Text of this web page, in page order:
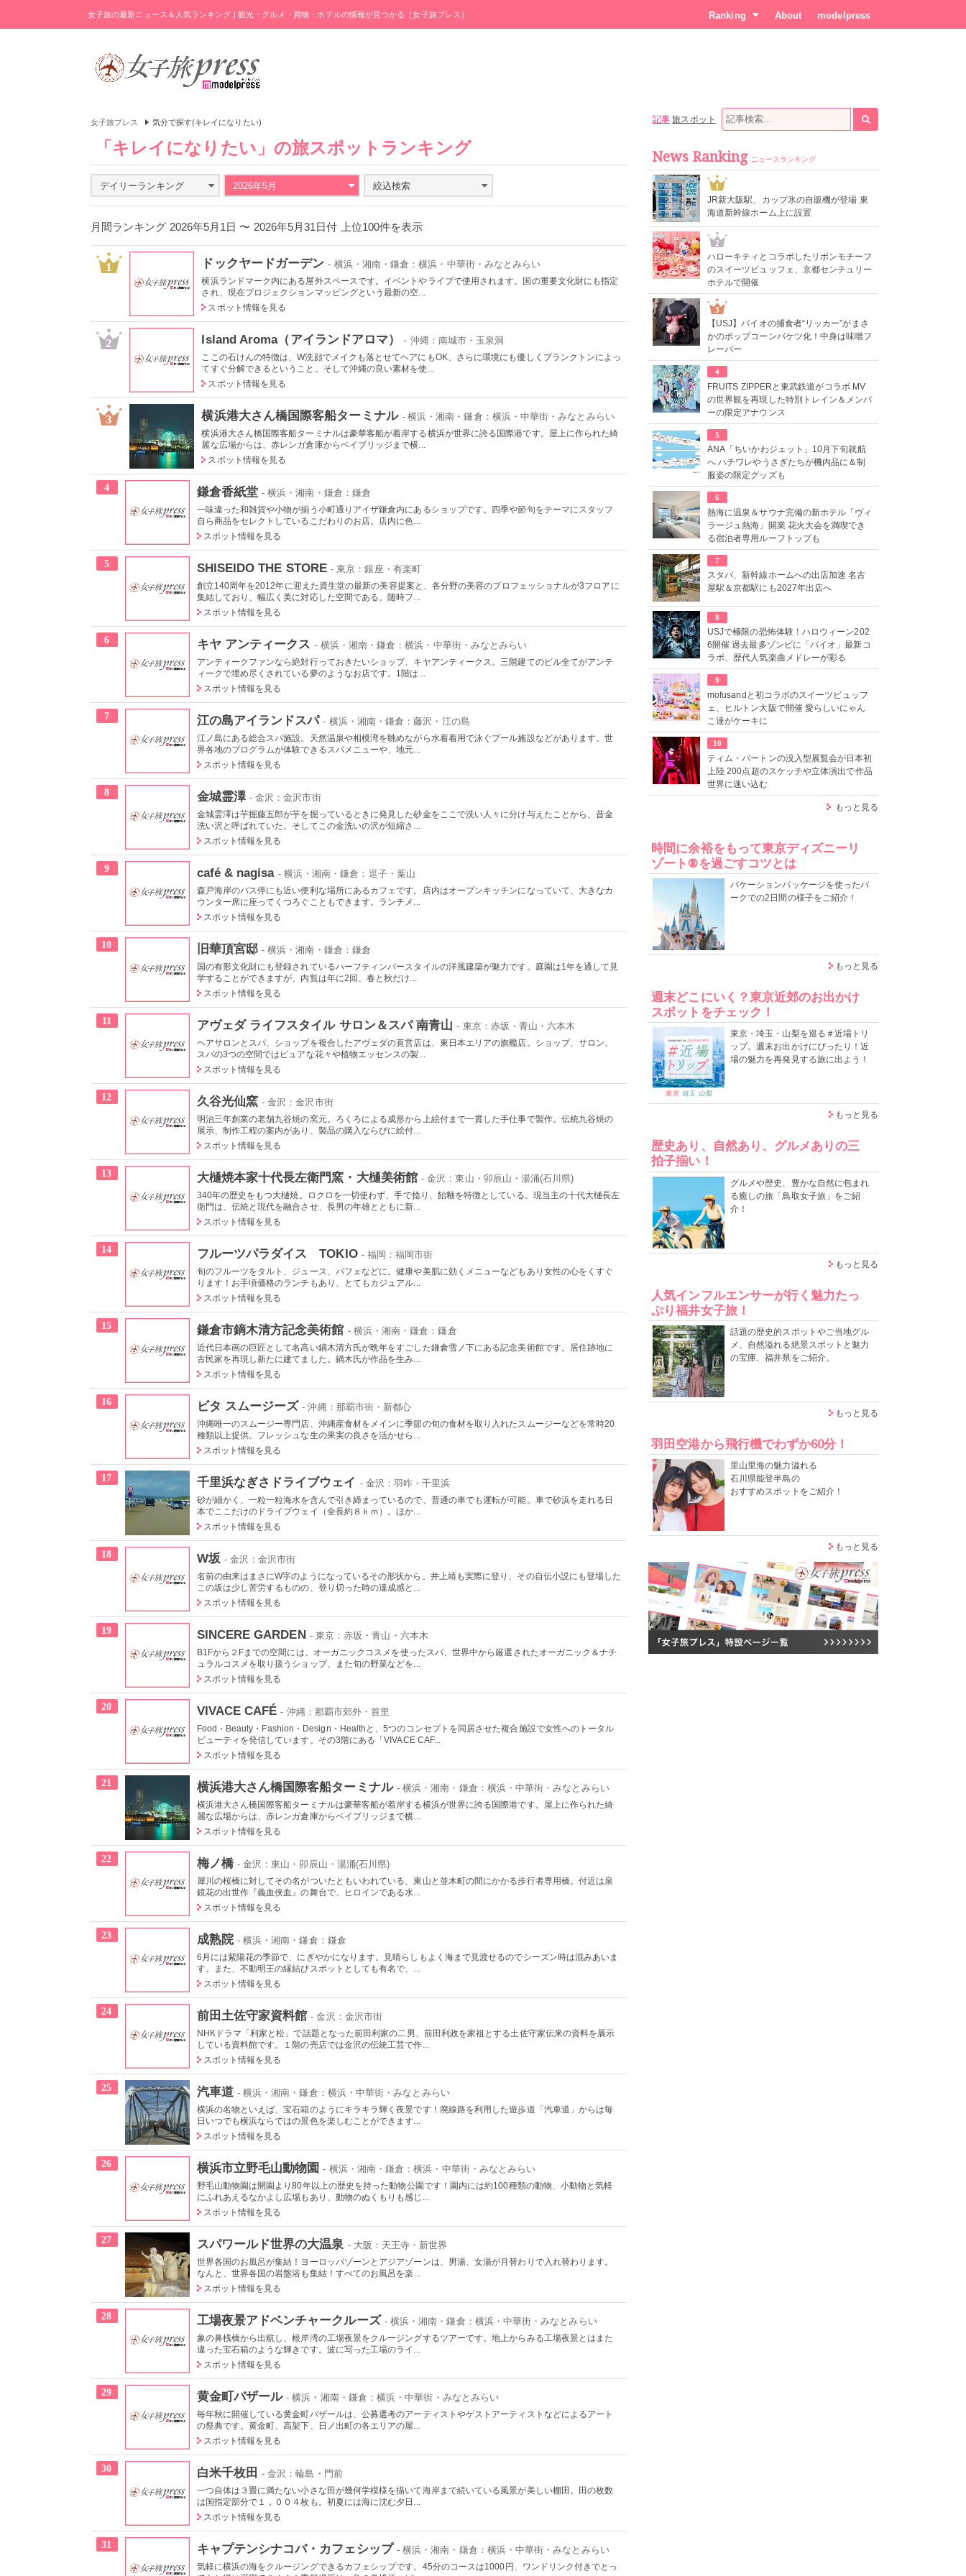
女子旅の最新ニュース＆人気ランキング | 観光・グルメ・買物・ホテルの情報が見つかる［女子旅プレス］ Ranking About modelpress
女子旅プレス 気分で探す(キレイになりたい)
「キレイになりたい」の旅スポットランキング
デイリーランキング 2026年5月 絞込検索
月間ランキング 2026年5月1日 〜 2026年5月31日付 上位100件を表示
1 ドックヤードガーデン - 横浜・湘南・鎌倉：横浜・中華街・みなとみらい
横浜ランドマーク内にある屋外スペースです。イベントやライブで使用されます。国の重要文化財にも指定
され、現在プロジェクションマッピングという最新の空...
スポット情報を見る
2 Island Aroma（アイランドアロマ） - 沖縄：南城市・玉泉洞
ここの石けんの特徴は、W洗顔でメイクも落とせてヘアにもOK、さらに環境にも優しくプランクトンによっ
てすぐ分解できるということ。そして沖縄の良い素材を使...
スポット情報を見る
3 横浜港大さん橋国際客船ターミナル - 横浜・湘南・鎌倉：横浜・中華街・みなとみらい
横浜港大さん橋国際客船ターミナルは豪華客船が着岸する横浜が世界に誇る国際港です。屋上に作られた綺
麗な広場からは、赤レンガ倉庫からベイブリッジまで横...
スポット情報を見る
4 鎌倉香紙堂 - 横浜・湘南・鎌倉：鎌倉
一味違った和雑貨や小物が揃う小町通りアイザ鎌倉内にあるショップです。四季や節句をテーマにスタッフ
自ら商品をセレクトしているこだわりのお店。店内に色...
スポット情報を見る
5 SHISEIDO THE STORE - 東京：銀座・有楽町
創立140周年を2012年に迎えた資生堂の最新の美容提案と、各分野の美容のプロフェッショナルが3フロアに
集結しており、幅広く美に対応した空間である。随時フ...
スポット情報を見る
6 キヤ アンティークス - 横浜・湘南・鎌倉：横浜・中華街・みなとみらい
アンティークファンなら絶対行っておきたいショップ、キヤアンティークス。三階建てのビル全てがアンテ
ィークで埋め尽くされている夢のようなお店です。1階は...
スポット情報を見る
7 江の島アイランドスパ - 横浜・湘南・鎌倉：藤沢・江の島
江ノ島にある総合スパ施設。天然温泉や相模湾を眺めながら水着着用で泳ぐプール施設などがあります。世
界各地のプログラムが体験できるスパメニューや、地元...
スポット情報を見る
8 金城霊澤 - 金沢：金沢市街
金城霊澤は芋掘藤五郎が芋を掘っているときに発見した砂金をここで洗い人々に分け与えたことから、昔金
洗い沢と呼ばれていた。そしてこの金洗いの沢が短縮さ...
スポット情報を見る
9 café & nagisa - 横浜・湘南・鎌倉：逗子・葉山
森戸海岸のバス停にも近い便利な場所にあるカフェです。店内はオープンキッチンになっていて、大きなカ
ウンター席に座ってくつろぐこともできます。ランチメ...
スポット情報を見る
10 旧華頂宮邸 - 横浜・湘南・鎌倉：鎌倉
国の有形文化財にも登録されているハーフティンバースタイルの洋風建築が魅力です。庭園は1年を通して見
学することができますが、内覧は年に2回、春と秋だけ...
スポット情報を見る
11 アヴェダ ライフスタイル サロン＆スパ 南青山 - 東京：赤坂・青山・六本木
ヘアサロンとスパ、ショップを複合したアヴェダの直営店は、東日本エリアの旗艦店。ショップ、サロン、
スパの3つの空間ではピュアな花々や植物エッセンスの製...
スポット情報を見る
12 久谷光仙窯 - 金沢：金沢市街
明治三年創業の老舗九谷焼の窯元。ろくろによる成形から上絵付まで一貫した手仕事で製作。伝統九谷焼の
展示、制作工程の案内があり、製品の購入ならびに絵付...
スポット情報を見る
13 大樋焼本家十代長左衛門窯・大樋美術館 - 金沢：東山・卯辰山・湯涌(石川県)
340年の歴史をもつ大樋焼。ロクロを一切使わず、手で捻り、飴釉を特徴としている。現当主の十代大樋長左
衛門は、伝統と現代を融合させ、長男の年雄とともに新...
スポット情報を見る
14 フルーツパラダイス TOKIO - 福岡：福岡市街
旬のフルーツをタルト、ジュース、パフェなどに。健康や美肌に効くメニューなどもあり女性の心をくすぐ
ります！お手頃価格のランチもあり、とてもカジュアル...
スポット情報を見る
15 鎌倉市鏑木清方記念美術館 - 横浜・湘南・鎌倉：鎌倉
近代日本画の巨匠として名高い鏑木清方氏が晩年をすごした鎌倉雪ノ下にある記念美術館です。居住跡地に
古民家を再現し新たに建てました。鏑木氏が作品を生み...
スポット情報を見る
16 ビタ スムージーズ - 沖縄：那覇市街・新都心
沖縄唯一のスムージー専門店、沖縄産食材をメインに季節の旬の食材を取り入れたスムージーなどを常時20
種類以上提供。フレッシュな生の果実の良さを活かせら...
スポット情報を見る
17 千里浜なぎさドライブウェイ - 金沢：羽咋・千里浜
砂が細かく、一粒一粒海水を含んで引き締まっているので、普通の車でも運転が可能。車で砂浜を走れる日
本でここだけのドライブウェイ（全長約８ｋｍ）。ほか...
スポット情報を見る
18 W坂 - 金沢：金沢市街
名前の由来はまさにW字のようになっているその形状から。井上靖も実際に登り、その自伝小説にも登場した
この坂は少し苦労するものの、登り切った時の達成感と...
スポット情報を見る
19 SINCERE GARDEN - 東京：赤坂・青山・六本木
B1Fから２Fまでの空間には、オーガニックコスメを使ったスパ、世界中から厳選されたオーガニック＆ナチ
ュラルコスメを取り扱うショップ、また旬の野菜などを...
スポット情報を見る
20 VIVACE CAFÉ - 沖縄：那覇市郊外・首里
Food・Beauty・Fashion・Design・Healthと、5つのコンセプトを同居させた複合施設で女性へのトータル
ビューティを発信しています。その3階にある「VIVACE CAF...
スポット情報を見る
21 横浜港大さん橋国際客船ターミナル - 横浜・湘南・鎌倉：横浜・中華街・みなとみらい
横浜港大さん橋国際客船ターミナルは豪華客船が着岸する横浜が世界に誇る国際港です。屋上に作られた綺
麗な広場からは、赤レンガ倉庫からベイブリッジまで横...
スポット情報を見る
22 梅ノ橋 - 金沢：東山・卯辰山・湯涌(石川県)
犀川の桜橋に対してその名がついたともいわれている、東山と並木町の間にかかる歩行者専用橋。付近は泉
鏡花の出世作『義血侠血』の舞台で、ヒロインである水...
スポット情報を見る
23 成熟院 - 横浜・湘南・鎌倉：鎌倉
6月には紫陽花の季節で、にぎやかになります。見晴らしもよく海まで見渡せるのでシーズン時は混みあいま
す。また、不動明王の縁結びスポットとしても有名で、...
スポット情報を見る
24 前田土佐守家資料館 - 金沢：金沢市街
NHKドラマ「利家と松」で話題となった前田利家の二男、前田利政を家祖とする土佐守家伝来の資料を展示
している資料館です。１階の売店では金沢の伝統工芸で作...
スポット情報を見る
25 汽車道 - 横浜・湘南・鎌倉：横浜・中華街・みなとみらい
横浜の名物といえば、宝石箱のようにキラキラ輝く夜景です！廃線路を利用した遊歩道「汽車道」からは毎
日いつでも横浜ならではの景色を楽しむことができます...
スポット情報を見る
26 横浜市立野毛山動物園 - 横浜・湘南・鎌倉：横浜・中華街・みなとみらい
野毛山動物園は開園より80年以上の歴史を持った動物公園です！園内には約100種類の動物、小動物と気軽
にふれあえるなかよし広場もあり、動物のぬくもりも感じ...
スポット情報を見る
27 スパワールド世界の大温泉 - 大阪：天王寺・新世界
世界各国のお風呂が集結！ヨーロッパゾーンとアジアゾーンは、男湯、女湯が月替わりで入れ替わります。
なんと、世界各国の岩盤浴も集結！すべてのお風呂を楽...
スポット情報を見る
28 工場夜景アドベンチャークルーズ - 横浜・湘南・鎌倉：横浜・中華街・みなとみらい
象の鼻桟橋から出航し、根岸湾の工場夜景をクルージングするツアーです。地上からみる工場夜景とはまた
違った宝石箱のような輝きです。波に写った工場のライ...
スポット情報を見る
29 黄金町バザール - 横浜・湘南・鎌倉：横浜・中華街・みなとみらい
毎年秋に開催している黄金町バザールは、公募選考のアーティストやゲストアーティストなどによるアート
の祭典です。黄金町、高架下、日ノ出町の各エリアの屋...
スポット情報を見る
30 白米千枚田 - 金沢：輪島・門前
一つ自体は３畳に満たない小さな田が幾何学模様を描いて海岸まで続いている風景が美しい棚田。田の枚数
は国指定部分で１，００４枚も。初夏には海に沈む夕日...
スポット情報を見る
31 キャプテンシナコバ・カフェシップ - 横浜・湘南・鎌倉：横浜・中華街・みなとみらい
気軽に横浜の海をクルージングできるカフェシップです。45分のコースは1000円、ワンドリンク付きでとっ
記事 旅スポット
News Ranking ニュースランキング
1
JR新大阪駅、カップ氷の自販機が登場 東
海道新幹線ホーム上に設置
2
ハローキティとコラボしたリボンモチーフ
のスイーツビュッフェ、京都センチュリー
ホテルで開催
3
【USJ】バイオの捕食者“リッカー”がまさ
かのポップコーンバケツ化！中身は味噌フ
レーバー
4
FRUITS ZIPPERと東武鉄道がコラボ MV
の世界観を再現した特別トレイン＆メンバ
ーの限定アナウンス
5
ANA「ちいかわジェット」10月下旬就航
へ ハチワレやうさぎたちが機内品に＆制
服姿の限定グッズも
6
熱海に温泉＆サウナ完備の新ホテル「ヴィ
ラージュ熱海」開業 花火大会を満喫でき
る宿泊者専用ルーフトップも
7
スタバ、新幹線ホームへの出店加速 名古
屋駅＆京都駅にも2027年出店へ
8
USJで極限の恐怖体験！ハロウィーン202
6開催 過去最多ゾンビに「バイオ」最新コ
ラボ、歴代人気楽曲メドレーが彩る
9
mofusandと初コラボのスイーツビュッフ
ェ、ヒルトン大阪で開催 愛らしいにゃん
こ達がケーキに
10
ティム・バートンの没入型展覧会が日本初
上陸 200点超のスケッチや立体演出で作品
世界に迷い込む
もっと見る
時間に余裕をもって東京ディズニーリ
ゾート®を過ごすコツとは
バケーションパッケージを使ったパ
ークでの2日間の様子をご紹介！
もっと見る
週末どこにいく？東京近郊のお出かけ
スポットをチェック！
東京・埼玉・山梨を巡る＃近場トリ
ップ。週末お出かけにぴったり！近
場の魅力を再発見する旅に出よう！
もっと見る
歴史あり、自然あり、グルメありの三
拍子揃い！
グルメや歴史、豊かな自然に包まれ
る癒しの旅「鳥取女子旅」をご紹
介！
もっと見る
人気インフルエンサーが行く魅力たっ
ぷり福井女子旅！
話題の歴史的スポットやご当地グル
メ、自然溢れる絶景スポットと魅力
の宝庫、福井県をご紹介。
もっと見る
羽田空港から飛行機でわずか60分！
里山里海の魅力溢れる
石川県能登半島の
おすすめスポットをご紹介！
もっと見る